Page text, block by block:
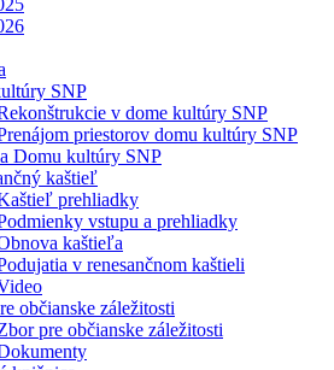
SNP
v dome kultúry SNP
priestorov domu kultúry SNP
Domu kultúry SNP
kaštieľ
prehliadky
vstupu a prehliadky
kaštieľa
v renesančnom kaštieli
občianske záležitosti
pre občianske záležitosti